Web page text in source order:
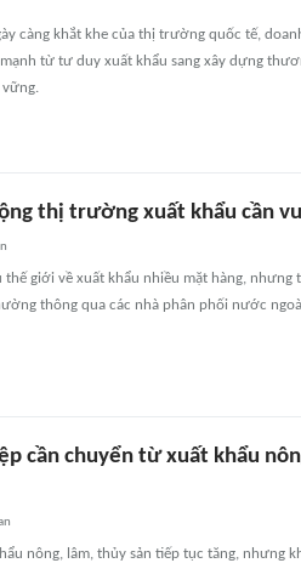
càng khắt khe của thị trường quốc tế,
từ tư duy xuất khẩu sang xây dựng
vững.
thị trường xuất khẩu cần
thế giới về xuất khẩu nhiều mặt hàng,
thông qua các nhà phân phối nước
cần chuyển từ xuất khẩu
nông, lâm, thủy sản tiếp tục tăng, nhưng